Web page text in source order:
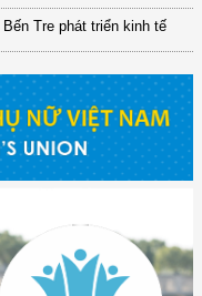
Tre phát triển kinh tế